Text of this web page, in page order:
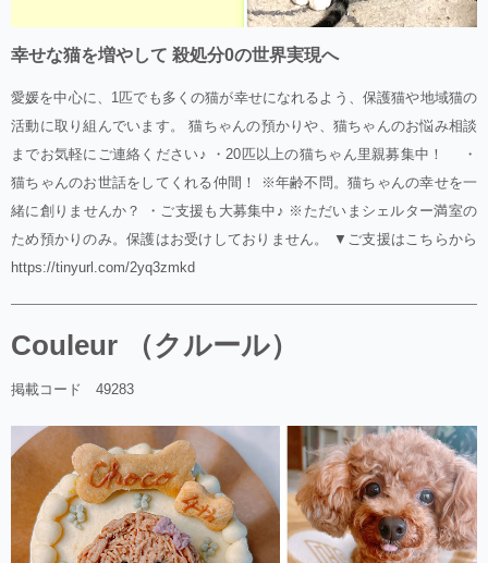
幸せな猫を増やして 殺処分0の世界実現へ
愛媛を中心に、1匹でも多くの猫が幸せになれるよう、保護猫や地域猫の
活動に取り組んでいます。 猫ちゃんの預かりや、猫ちゃんのお悩み相談
までお気軽にご連絡ください♪ ・20匹以上の猫ちゃん里親募集中！ ・
猫ちゃんのお世話をしてくれる仲間！ ※年齢不問。猫ちゃんの幸せを一
緒に創りませんか？ ・ご支援も大募集中♪ ※ただいまシェルター満室の
ため預かりのみ。保護はお受けしておりません。 ▼ご支援はこちらから
https://tinyurl.com/2yq3zmkd
Couleur （クルール）
掲載コード 49283